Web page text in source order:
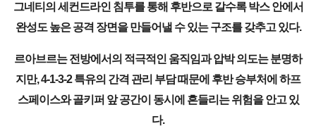
그네티의 세컨드라인 침투를 통해 후반으로 갈수록 박스 안에서
완성도 높은 공격 장면을 만들어낼 수 있는 구조를 갖추고 있다.
르아브르는 전방에서의 적극적인 움직임과 압박 의도는 분명하
지만, 4-1-3-2 특유의 간격 관리 부담 때문에 후반 승부처에 하프
스페이스와 골키퍼 앞 공간이 동시에 흔들리는 위험을 안고 있
다.